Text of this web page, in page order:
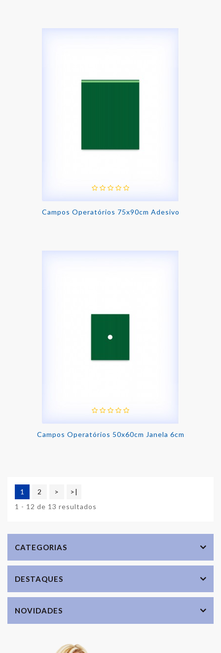
Campos Operatórios 75x90cm Adesivo
Campos Operatórios 50x60cm Janela 6cm
1 2 >
>|
1 - 12 de 13 resultados
CATEGORIAS
DESTAQUES
NOVIDADES